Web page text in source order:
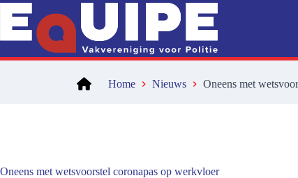
Ga
naar
inhoud
Home Nieuws Oneens met
Oneens met wetsvoorstel coronapas op werkvloer